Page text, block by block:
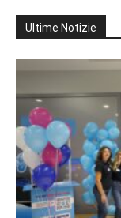
Ultime Notizie